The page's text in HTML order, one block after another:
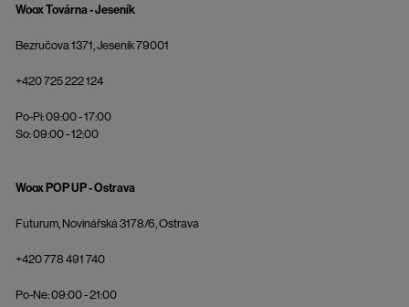
Woox Továrna - Jeseník
Bezručova 1371, Jeseník 79001
+420 725 222 124
Po-Pi: 09:00 - 17:00
So: 09:00 - 12:00
Woox POP UP - Ostrava
Futurum, Novinářská 3178/6, Ostrava
+420 778 491 740
Po-Ne: 09:00 - 21:00